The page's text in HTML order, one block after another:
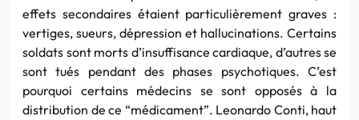
effets secondaires étaient particulièrement graves :
vertiges, sueurs, dépression et hallucinations. Certains
soldats sont morts d’insuffisance cardiaque, d’autres se
sont tués pendant des phases psychotiques. C’est
pourquoi certains médecins se sont opposés à la
distribution de ce “médicament”. Leonardo Conti, haut